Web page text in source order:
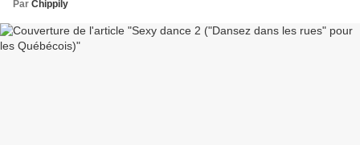
Par Chippily